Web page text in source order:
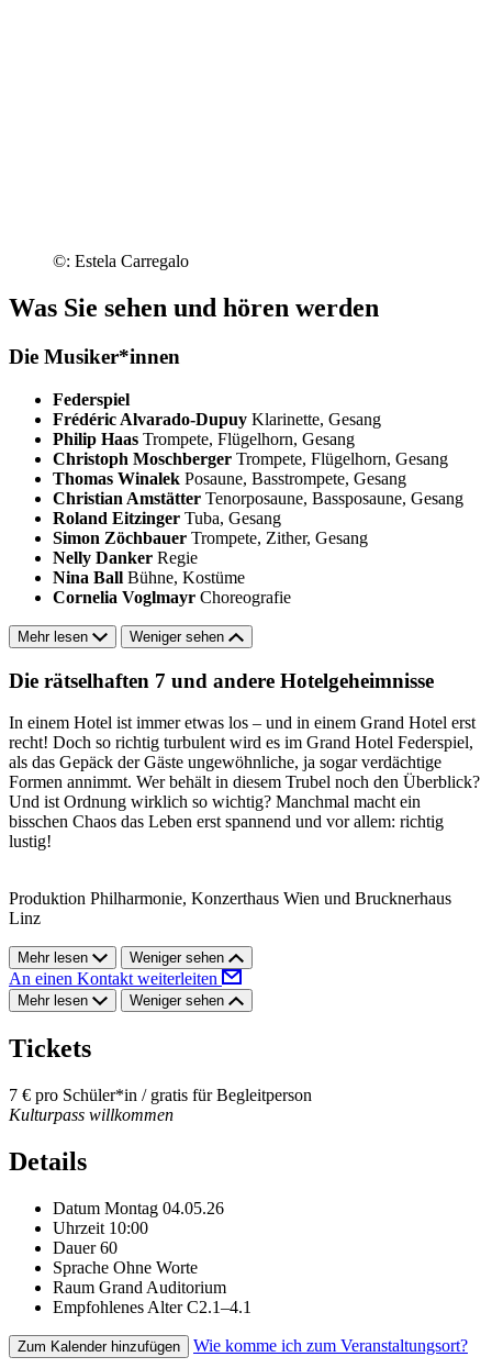
©: Estela Carregalo
Was Sie sehen und hören werden
Die Musiker*innen
Federspiel
Frédéric Alvarado-Dupuy Klarinette, Gesang
Philip Haas Trompete, Flügelhorn, Gesang
Christoph Moschberger Trompete, Flügelhorn, Gesang
Thomas Winalek Posaune, Basstrompete, Gesang
Christian Amstätter Tenorposaune, Bassposaune, Gesang
Roland Eitzinger Tuba, Gesang
Simon Zöchbauer Trompete, Zither, Gesang
Nelly Danker Regie
Nina Ball Bühne, Kostüme
Cornelia Voglmayr Choreografie
Mehr lesen Weniger sehen
Die rätselhaften 7 und andere Hotelgeheimnisse
In einem Hotel ist immer etwas los – und in einem Grand Hotel erst
recht! Doch so richtig turbulent wird es im Grand Hotel Federspiel,
als das Gepäck der Gäste ungewöhnliche, ja sogar verdächtige
Formen annimmt. Wer behält in diesem Trubel noch den Überblick?
Und ist Ordnung wirklich so wichtig? Manchmal macht ein
bisschen Chaos das Leben erst spannend und vor allem: richtig
lustig!
Produktion Philharmonie, Konzerthaus Wien und Brucknerhaus
Linz
Mehr lesen Weniger sehen
An einen Kontakt weiterleiten
Mehr lesen Weniger sehen
Tickets
7 € pro Schüler*in / gratis für Begleitperson
Kulturpass willkommen
Details
Datum Montag 04.05.26
Uhrzeit 10:00
Dauer 60
Sprache Ohne Worte
Raum Grand Auditorium
Empfohlenes Alter C2.1–4.1
Zum Kalender hinzufügen Wie komme ich zum Veranstaltungsort?